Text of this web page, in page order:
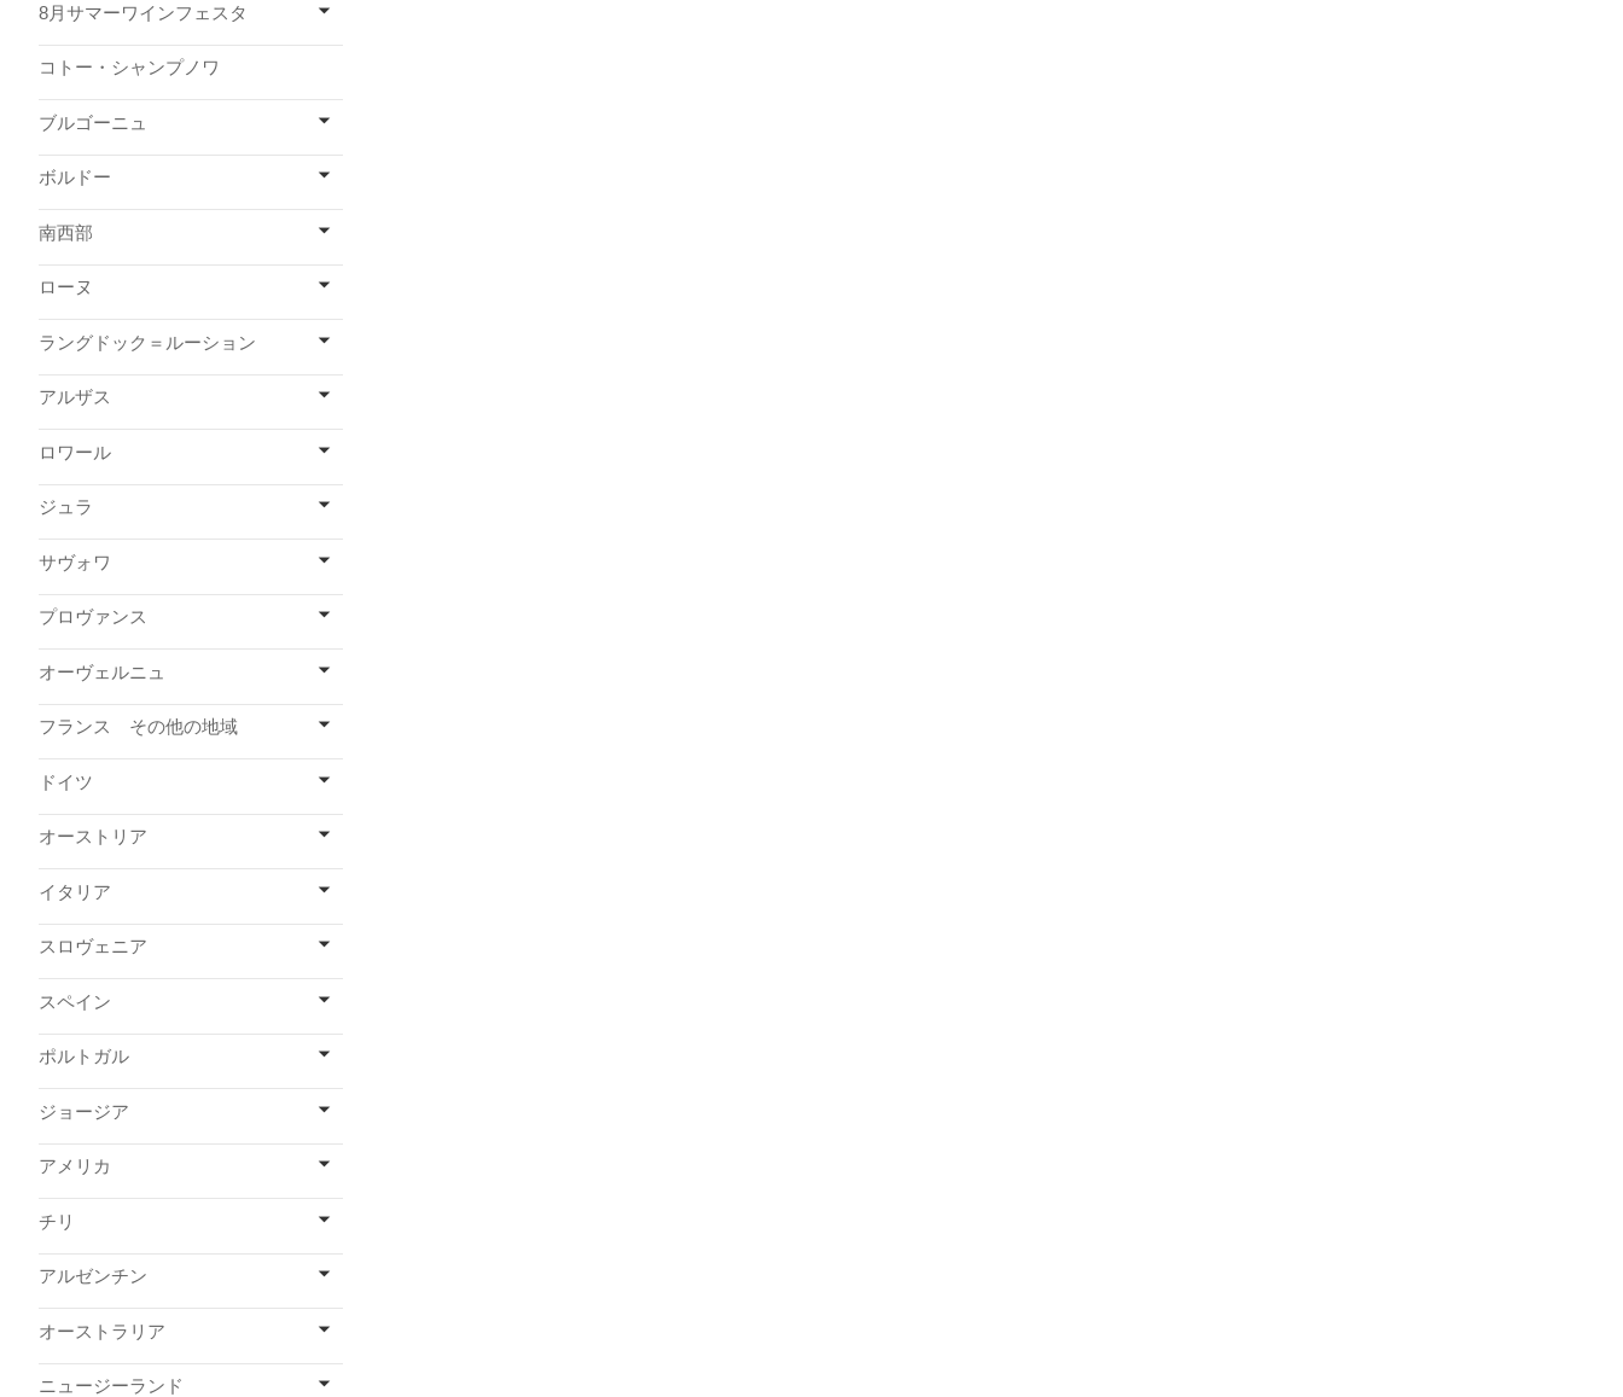
8月サマーワインフェスタ
コトー・シャンプノワ
ブルゴーニュ
ボルドー
南西部
ローヌ
ラングドック＝ルーション
アルザス
ロワール
ジュラ
サヴォワ
プロヴァンス
オーヴェルニュ
フランス その他の地域
ドイツ
オーストリア
イタリア
スロヴェニア
スペイン
ポルトガル
ジョージア
アメリカ
チリ
アルゼンチン
オーストラリア
ニュージーランド